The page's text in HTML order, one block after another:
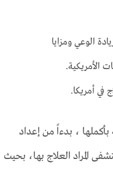
الوعي ومزايا
الأمريكية.
في أمريكا.
، بدءاً من إعداد
المراد العلاج بها، بحيث